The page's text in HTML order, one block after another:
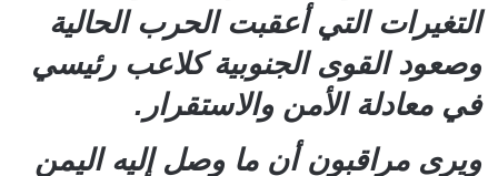
التغيرات التي أعقبت الحرب الحالية
وصعود القوى الجنوبية كلاعب رئيسي
في معادلة الأمن والاستقرار.
ويرى مراقبون أن ما وصل إليه اليمن